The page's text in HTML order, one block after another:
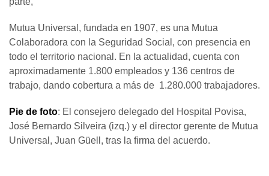
Mutua Universal, fundada en 1907, es una Mutua
Colaboradora con la Seguridad Social, con presencia en
todo el territorio nacional. En la actualidad, cuenta con
aproximadamente 1.800 empleados y 136 centros de
trabajo, dando cobertura a más de 1.280.000 trabajadores.
Pie de foto: El consejero delegado del Hospital Povisa,
José Bernardo Silveira (izq.) y el director gerente de Mutua
Universal, Juan Güell, tras la firma del acuerdo.